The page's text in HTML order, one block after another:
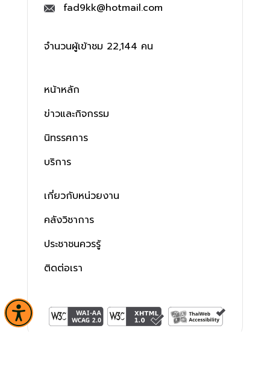
fad9kk@hotmail.com
จำนวนผู้เข้าชม 22,144 คน
หน้าหลัก
ข่าวและกิจกรรม
นิทรรศการ
บริการ
เกี่ยวกับหน่วยงาน
คลังวิชาการ
ประชาชนควรรู้
ติดต่อเรา